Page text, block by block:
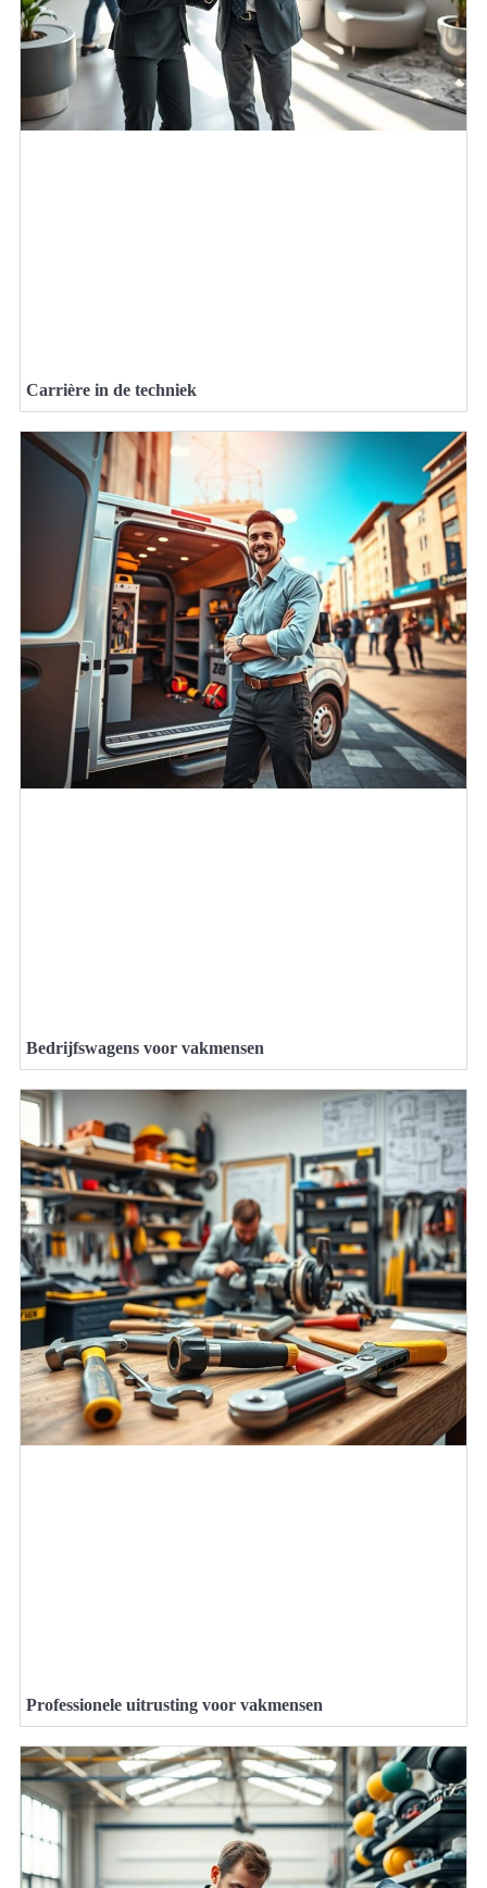
Carrière in de techniek
Bedrijfswagens voor vakmensen
Professionele uitrusting voor vakmensen